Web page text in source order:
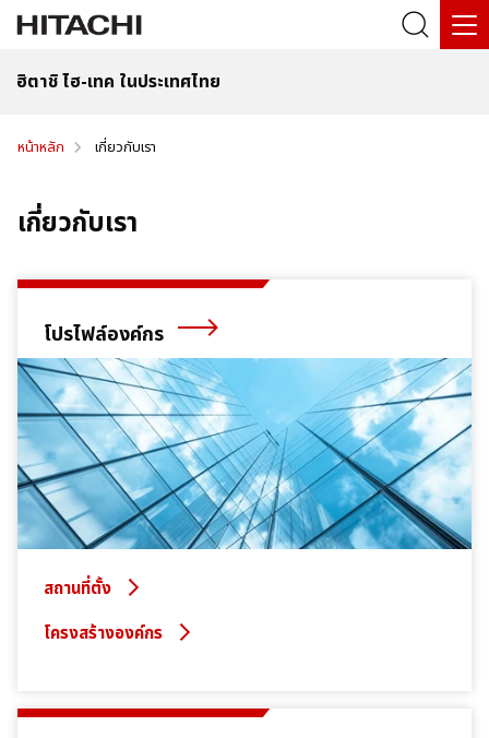
ฮิตาชิ ไฮ-เทค ในประเทศไทย
หน้าหลัก เกี่ยวกับเรา
เกี่ยวกับเรา
โปรไฟล์องค์กร
สถานที่ตั้ง
โครงสร้างองค์กร